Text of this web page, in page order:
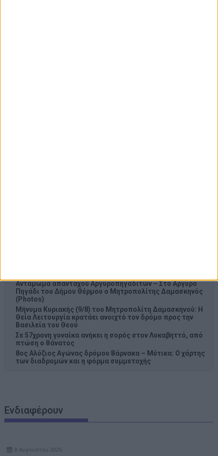
Αντάμωμα απανταχού Αργυροπηγαδιτών – Στο Αργυρό
Πηγάδι του Δήμου Θέρμου ο Μητροπολίτης Δαμασκηνός
(Photos)
Μήνυμα Κυριακής (9/8) του Μητροπολίτη Δαμασκηνού: Η
Θεία Λειτουργία κρατάει ανοιχτό τον δρόμο προς την
Βασιλεία του Θεού
Σε 57χρονη γυναίκα ανήκει η σορός στον Λυκαβηττό, από
πτώση ο θάνατος
8ος Αλύζιος Αγώνας δρόμου Βάρνακα – Μύτικα: Ο χάρτης
των διαδρομών και η φόρμα συμμετοχής
Ενδιαφέρουν
8 Αυγούστου 2026